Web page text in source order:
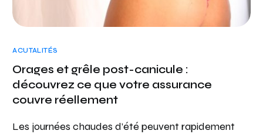
ACUTALITÉS
Orages et grêle post-canicule :
découvrez ce que votre assurance
couvre réellement
Les journées chaudes d’été peuvent rapidement